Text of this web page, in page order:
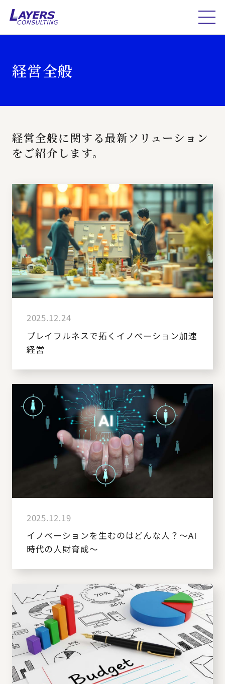
経営全般
経営全般に関する最新ソリューション
をご紹介します。
2025.12.24
プレイフルネスで拓くイノベーション加速
経営
2025.12.19
イノベーションを生むのはどんな人？～AI
時代の人財育成～